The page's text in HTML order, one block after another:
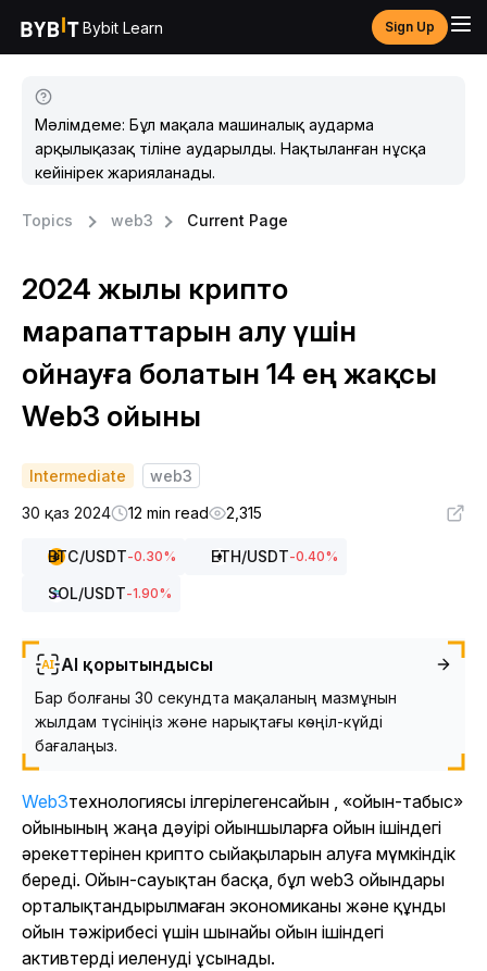
Bybit Learn Sign Up
Мәлімдеме: Бұл мақала машиналық аударма
арқылықазақ тіліне аударылды. Нақтыланған нұсқа
кейінірек жарияланады.
Topics web3 Current Page
2024 жылы крипто
марапаттарын алу үшін
ойнауға болатын 14 ең жақсы
Web3 ойыны
Intermediate
web3
30 қаз 2024
12 min read 2,315
BTC/USDT-0.30% ETH/USDT-0.40%
SOL/USDT-1.90%
AI қорытындысы
Бар болғаны 30 секундта мақаланың мазмұнын
жылдам түсініңіз және нарықтағы көңіл-күйді
бағалаңыз.
Web3технологиясы ілгерілегенсайын , «ойын-табыс»
ойынының жаңа дәуірі ойыншыларға ойын ішіндегі
әрекеттерінен крипто сыйақыларын алуға мүмкіндік
береді. Ойын-сауықтан басқа, бұл web3 ойындары
орталықтандырылмаған экономиканы және құнды
ойын тәжірибесі үшін шынайы ойын ішіндегі
активтерді иеленуді ұсынады.